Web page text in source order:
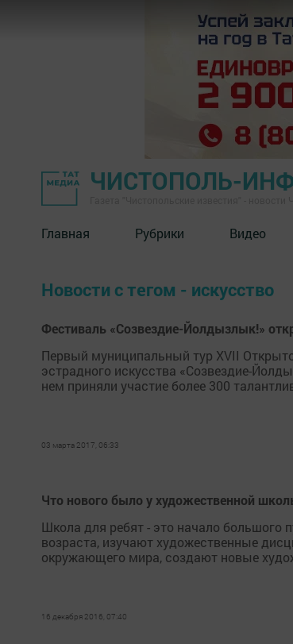
ЧИСТОПОЛЬ-
Главная Рубрики Видео
Новости с тегом - искусство
Фестиваль «Созвездие-Йолдызлык!»
Первый муниципальный тур XVII
эстрадного искусства «Созвездие-
нем приняли участие более 300
03 марта 2017, 06:33
Что нового было у художественной
Школа для ребят - это начало большого
возраста, изучают художественные
окружающего мира, создают новые
16 декабря 2016, 07:40